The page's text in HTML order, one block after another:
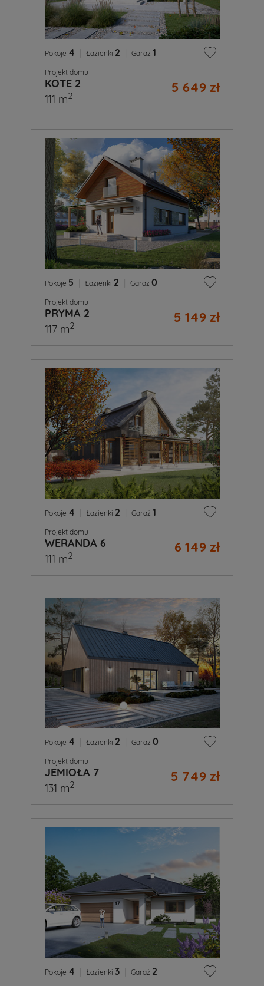
Pokoje 4 Łazienki 2 Garaż 1
Projekt domu
KOTE 2 5 649 zł
111 m2
Pokoje 5 Łazienki 2 Garaż 0
Projekt domu
PRYMA 2 5 149 zł
117 m2
Pokoje 4 Łazienki 2 Garaż 1
Projekt domu
WERANDA 6 6 149 zł
111 m2
Pokoje 4 Łazienki 2 Garaż 0
Projekt domu
JEMIOŁA 7 5 749 zł
131 m2
Pokoje 4 Łazienki 3 Garaż 2